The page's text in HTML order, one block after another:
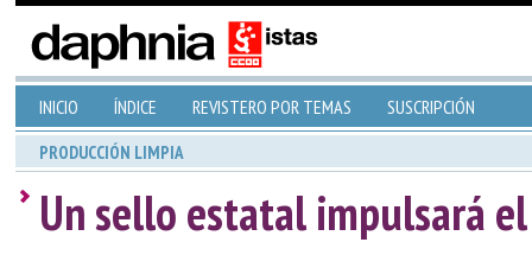
INICIO ÍNDICE REVISTERO POR TEMAS SUSCRIPCIÓN
PRODUCCIÓN LIMPIA
Un sello estatal impulsará